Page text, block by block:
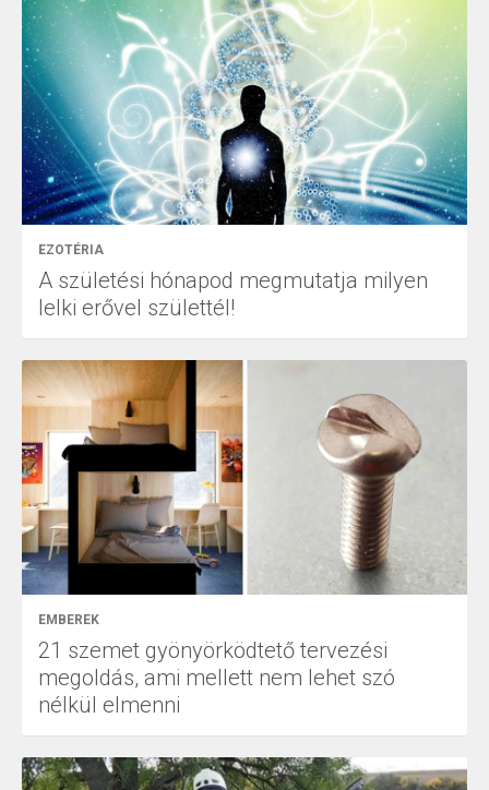
EZOTÉRIA
A születési hónapod megmutatja milyen
lelki erővel születtél!
EMBEREK
21 szemet gyönyörködtető tervezési
megoldás, ami mellett nem lehet szó
nélkül elmenni